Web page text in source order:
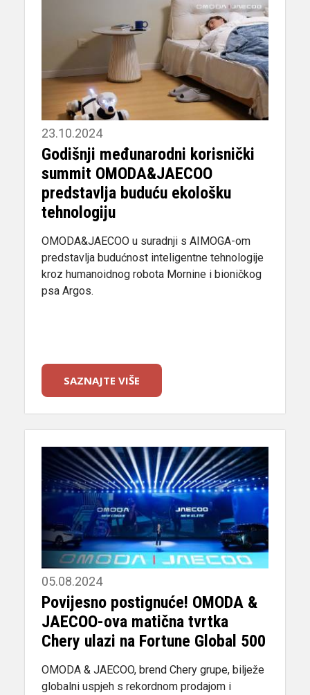
23.10.2024
Godišnji međunarodni korisnički
summit OMODA&JAECOO
predstavlja buduću ekološku
tehnologiju
OMODA&JAECOO u suradnji s AIMOGA-om
predstavlja budućnost inteligentne tehnologije
kroz humanoidnog robota Mornine i bioničkog
psa Argos.
SAZNAJTE VIŠE
05.08.2024
Povijesno postignuće! OMODA &
JAECOO-ova matična tvrtka
Chery ulazi na Fortune Global 500
OMODA & JAECOO, brend Chery grupe, bilježe
globalni uspjeh s rekordnom prodajom i